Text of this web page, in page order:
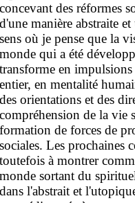
concevant des réformes
d'une manière abstraite
sens où je pense que la
monde qui a été
transforme en
entier, en mentalité
des orientations et des
compréhension de la vie
formation de forces de
sociales. Les prochaines
toutefois à montrer
monde sortant du
dans l'abstrait et